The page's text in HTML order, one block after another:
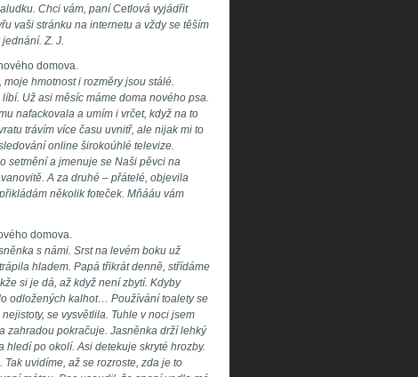
Chci vám, paní Cetlová vyjádřit
vaši stránku na internetu a vždy se těším
Z. J.
domova.
hmotnost i rozměry jsou stálé.
Už asi měsíc máme doma nového psa.
nafackovala a umím i vrčet, když na to
trávím více času uvnitř, ale nijak mi to
online širokoúhlé televize.
setmění a jmenuje se Naši pěvci na
A za druhé – přátelé, objevila
několik foteček. Mňááu vám
domova.
s námi. Srst na levém boku už
hladem. Papá třikrát denně, střídáme
si je dá, až když není zbytí. Kdyby
odložených kalhot… Používání toalety se
se vysvětlila. Tuhle v noci jsem
zahradou pokračuje. Jasněnka drží lehký
hledí po okolí. Asi detekuje skryté hrozby.
uvidíme, až se rozroste, zda je to